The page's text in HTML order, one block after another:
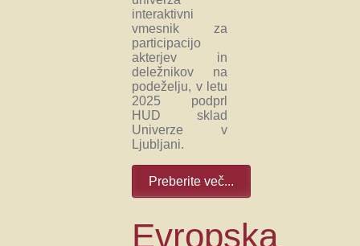
interaktivni
vmesnik za
participacijo
akterjev in
deležnikov na
podeželju, v letu
2025 podprl
HUD sklad
Univerze v
Ljubljani.
Preberite več...
Evropska